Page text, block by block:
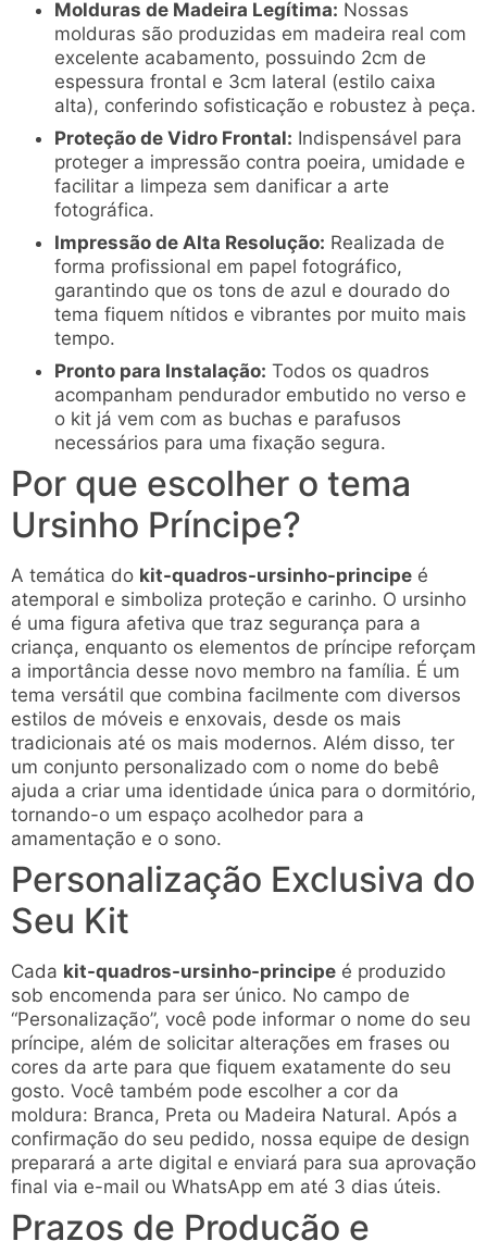
Molduras de Madeira Legítima: Nossas
molduras são produzidas em madeira real com
excelente acabamento, possuindo 2cm de
espessura frontal e 3cm lateral (estilo caixa
alta), conferindo sofisticação e robustez à peça.
Proteção de Vidro Frontal: Indispensável para
proteger a impressão contra poeira, umidade e
facilitar a limpeza sem danificar a arte
fotográfica.
Impressão de Alta Resolução: Realizada de
forma profissional em papel fotográfico,
garantindo que os tons de azul e dourado do
tema fiquem nítidos e vibrantes por muito mais
tempo.
Pronto para Instalação: Todos os quadros
acompanham pendurador embutido no verso e
o kit já vem com as buchas e parafusos
necessários para uma fixação segura.
Por que escolher o tema
Ursinho Príncipe?
A temática do kit-quadros-ursinho-principe é
atemporal e simboliza proteção e carinho. O ursinho
é uma figura afetiva que traz segurança para a
criança, enquanto os elementos de príncipe reforçam
a importância desse novo membro na família. É um
tema versátil que combina facilmente com diversos
estilos de móveis e enxovais, desde os mais
tradicionais até os mais modernos. Além disso, ter
um conjunto personalizado com o nome do bebê
ajuda a criar uma identidade única para o dormitório,
tornando-o um espaço acolhedor para a
amamentação e o sono.
Personalização Exclusiva do
Seu Kit
Cada kit-quadros-ursinho-principe é produzido
sob encomenda para ser único. No campo de
“Personalização”, você pode informar o nome do seu
príncipe, além de solicitar alterações em frases ou
cores da arte para que fiquem exatamente do seu
gosto. Você também pode escolher a cor da
moldura: Branca, Preta ou Madeira Natural. Após a
confirmação do seu pedido, nossa equipe de design
preparará a arte digital e enviará para sua aprovação
final via e-mail ou WhatsApp em até 3 dias úteis.
Prazos de Produção e